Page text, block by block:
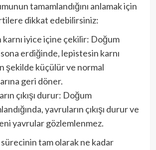
tamamlandığını anlamak için
dikkat edebilirsiniz:
karnı iyice içine çekilir: Doğum
erdiğinde, lepistesin karnı
şekilde küçülür ve normal
geri döner.
çıkışı durur: Doğum
yavruların çıkışı durur ve
yavrular gözlemlenmez.
tam olarak ne kadar